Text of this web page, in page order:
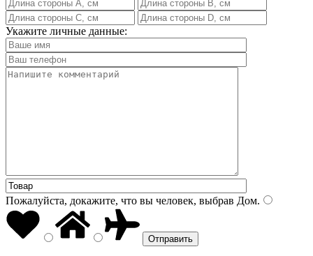
Укажите личные данные:
Пожалуйста, докажите, что вы человек, выбрав Дом.